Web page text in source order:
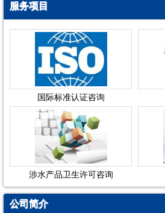
服务项目
国际标准认证咨询
涉水产品卫生许可咨询
公司简介